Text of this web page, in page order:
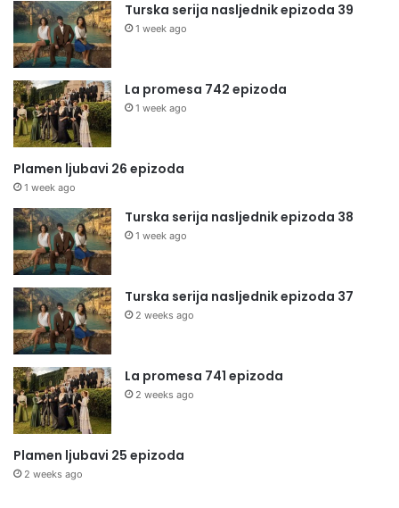
Turska serija nasljednik epizoda 39
1 week ago
La promesa 742 epizoda
1 week ago
Plamen ljubavi 26 epizoda
1 week ago
Turska serija nasljednik epizoda 38
1 week ago
Turska serija nasljednik epizoda 37
2 weeks ago
La promesa 741 epizoda
2 weeks ago
Plamen ljubavi 25 epizoda
2 weeks ago